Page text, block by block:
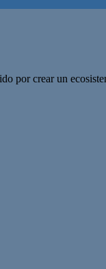
por crear un